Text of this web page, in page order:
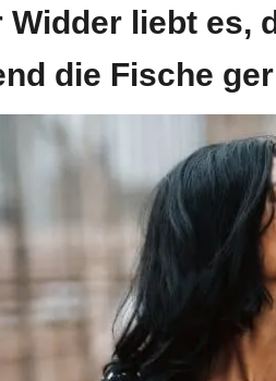
Widder liebt es,
die Fische